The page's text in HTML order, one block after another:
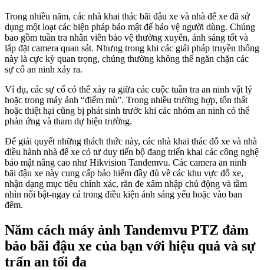
Trong nhiều năm, các nhà khai thác bãi đậu xe và nhà để xe đã sử
dụng một loạt các biện pháp bảo mật để bảo vệ người dùng. Chúng
bao gồm tuần tra nhân viên bảo vệ thường xuyên, ánh sáng tốt và
lắp đặt camera quan sát. Nhưng trong khi các giải pháp truyền thống
này là cực kỳ quan trọng, chúng thường không thể ngăn chặn các
sự cố an ninh xảy ra.
Ví dụ, các sự cố có thể xảy ra giữa các cuộc tuần tra an ninh vật lý
hoặc trong máy ảnh “điểm mù”. Trong nhiều trường hợp, tổn thất
hoặc thiệt hại cũng bị phát sinh trước khi các nhóm an ninh có thể
phản ứng và tham dự hiện trường.
Để giải quyết những thách thức này, các nhà khai thác đỗ xe và nhà
điều hành nhà để xe có tư duy tiến bộ đang triển khai các công nghệ
bảo mật nâng cao như Hikvision Tandemvu. Các camera an ninh
bãi đậu xe này cung cấp bảo hiểm đầy đủ về các khu vực đỗ xe,
nhận dạng mục tiêu chính xác, răn đe xâm nhập chủ động và tầm
nhìn nổi bật-ngay cả trong điều kiện ánh sáng yếu hoặc vào ban
đêm.
Năm cách máy ảnh Tandemvu PTZ đảm
bảo bãi đậu xe của bạn với hiệu quả và sự
trấn an tối đa